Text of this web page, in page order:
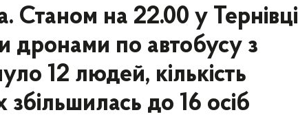
Станом на 22.00 у Тернівці
дронами по автобусу з
12 людей, кількість
до 16 осіб